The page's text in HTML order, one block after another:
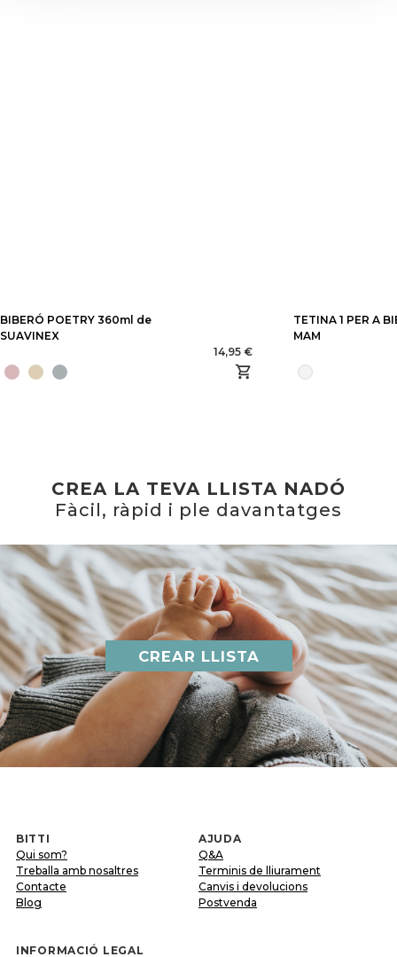
BIBERÓ POETRY 360ml de
SUAVINEX
14,95 €
TETINA 1 PER A
MAM
CREA LA TEVA LLISTA NADÓ
Fàcil, ràpid i ple davantatges
CREAR LLISTA
BITTI
Qui som?
Treballa amb nosaltres
Contacte
Blog
AJUDA
Q&A
Terminis de lliurament
Canvis i devolucions
Postvenda
INFORMACIÓ LEGAL